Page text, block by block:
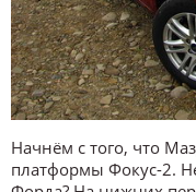
Начнём с того, что
платформы Фокус-2.